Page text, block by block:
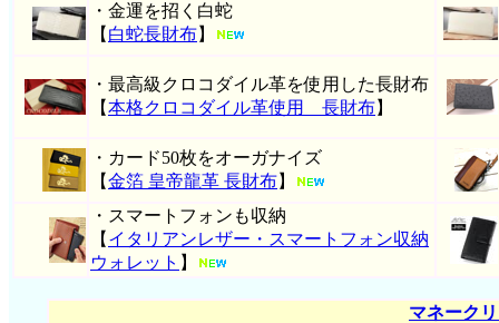
・金運を招く白蛇
【 白蛇長財布】
・最高級クロコダイル革を使用した長財布
【本格クロコダイル革使用 長財布】
・カード50枚をオーガナイズ
【金箔 皇帝龍革 長財布】
・スマートフォンも収納
【 イタリアンレザー・スマートフォン収納
ウォレット 】
マネーク